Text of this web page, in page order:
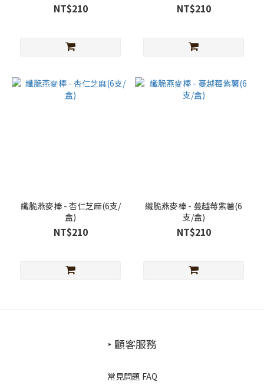
NT$210 NT$210
纖脆燕麥棒 - 杏仁芝麻(6支/
盒)
NT$210
纖脆燕麥棒 - 蔓越莓紫薯(6
支/盒)
NT$210
‣ 顧客服務
常見問題 FAQ